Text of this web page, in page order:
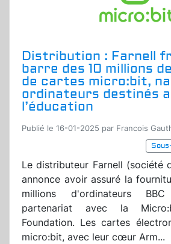
Distribution : Farnell
barre des 10 millions
de cartes micro:bit,
ordinateurs destinés
l’éducation
Publié le 16-01-2025 par Francois
Le distributeur Farnell (société
annonce avoir assuré la
millions d'ordinateurs
partenariat avec la
Foundation. Les cartes
micro:bit, avec leur cœur Arm...